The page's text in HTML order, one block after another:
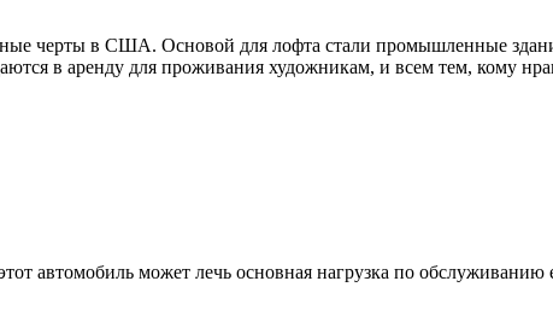
черты в США. Основой для лофта стали промышленные
в аренду для проживания художникам, и всем тем, кому
автомобиль может лечь основная нагрузка по